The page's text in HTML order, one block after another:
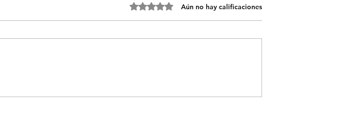
Obtuvo 0 de 5 estrellas.Aún no hay calificaciones